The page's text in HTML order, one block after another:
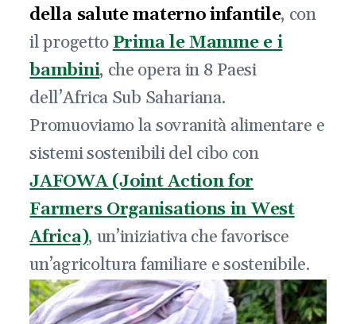
della salute maternoinfantile, con
il progetto Prima le Mamme e i
bambini, che opera in 8 Paesi
dell’Africa Sub Sahariana.
Promuoviamo la sovranità alimentare e
sistemi sostenibili del cibo con
JAFOWA (Joint Action for
Farmers Organisations in West
Africa), un’iniziativa che favorisce
un’agricoltura familiare e sostenibile.